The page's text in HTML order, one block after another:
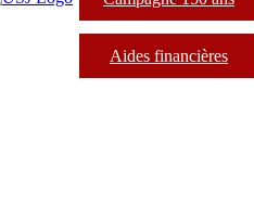
Aides financières